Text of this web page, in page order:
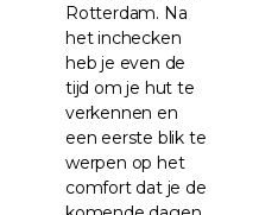
Rotterdam. Na
het inchecken
heb je even de
tijd om je hut te
verkennen en
een eerste blik te
werpen op het
comfort dat je de